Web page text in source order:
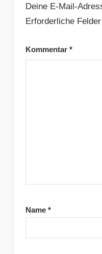
Deine E-Mail-
Erforderliche
Kommentar *
Name *